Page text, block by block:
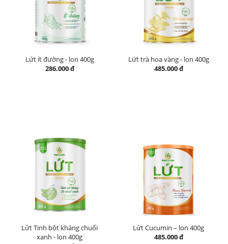
Lứt ít đường - lon 400g
286.000 đ
Lứt trà hoa vàng - lon 400g
485.000 đ
Lứt Tinh bột kháng chuối
xanh - lon 400g
Lứt Cucumin – lon 400g
485.000 đ